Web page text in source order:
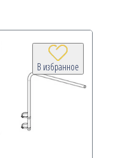
В избранное